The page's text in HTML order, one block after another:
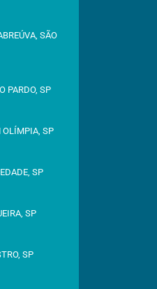
SÃO
PARDO, SP
OLÍMPIA, SP
SP
SP
SP